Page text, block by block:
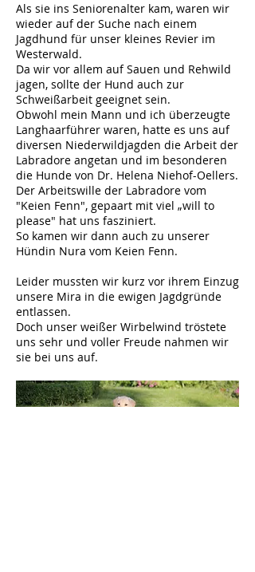
Als sie ins Seniorenalter kam, waren wir
wieder auf der Suche nach einem
Jagdhund für unser kleines Revier im
Westerwald.
Da wir vor allem auf Sauen und Rehwild
jagen, sollte der Hund auch zur
Schweißarbeit geeignet sein.
Obwohl mein Mann und ich überzeugte
Langhaarführer waren, hatte es uns auf
diversen Niederwildjagden die Arbeit der
Labradore angetan und im besonderen
die Hunde von Dr. Helena Niehof-Oellers.
Der Arbeitswille der Labradore vom
"Keien Fenn", gepaart mit viel „will to
please" hat uns fasziniert.
So kamen wir dann auch zu unserer
Hündin Nura vom Keien Fenn.
Leider mussten wir kurz vor ihrem Einzug
unsere Mira in die ewigen Jagdgründe
entlassen.
Doch unser weißer Wirbelwind tröstete
uns sehr und voller Freude nahmen wir
sie bei uns auf.